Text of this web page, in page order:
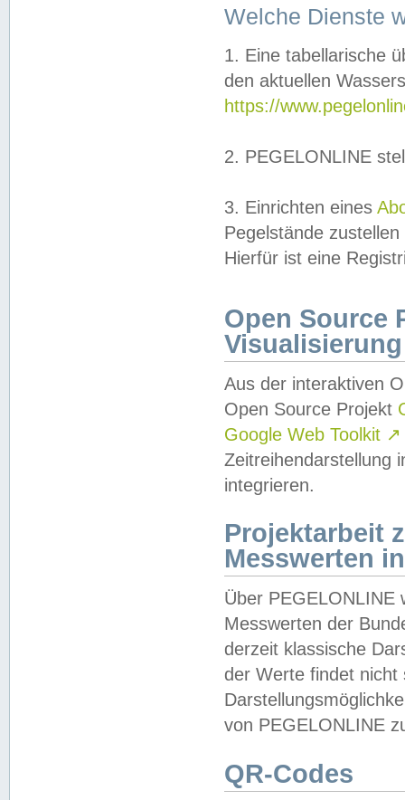
Welche Dienste
1. Eine tabellarische
den aktuellen
https://
2. PEGELONLINE
3. Einrichten eines
Pegelstände
Hierfür ist eine
Open Source
Visualisierung
Aus der interaktiven
Open Source Projekt
Google Web Toolkit ↗
Zeitreihendarstellung
integrieren.
Projektarbeit
Messwerten
Über PEGELONLINE
Messwerten der
derzeit klassische
der Werte findet
von PEGELONLINE
QR-Codes